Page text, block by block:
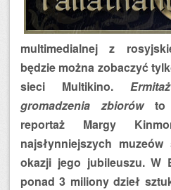
multimedialnej z
będzie można zobaczyć
sieci Multikino.
gromadzenia zbiorówto
reportaż Margy
najsłynniejszych
okazji jego jubileuszu. W
ponad 3 miliony dzieł